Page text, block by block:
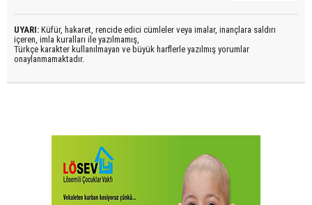
UYARI: Küfür, hakaret, rencide edici cümleler veya imalar, inançlara saldırı
içeren, imla kuralları ile yazılmamış,
Türkçe karakter kullanılmayan ve büyük harflerle yazılmış yorumlar
onaylanmamaktadır.